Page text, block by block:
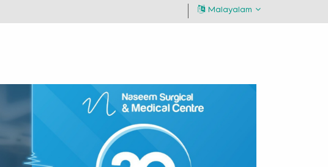
Malayalam